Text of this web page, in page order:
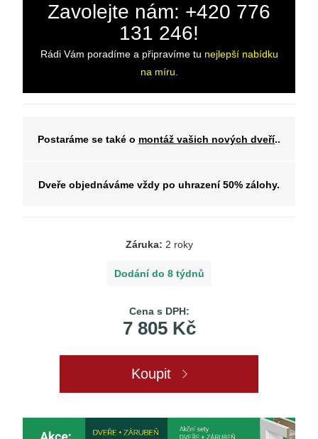
Zavolejte nám: +420 776
131 246!
Rádi Vám poradíme a připravíme tu nejlepší nabídku
na míru.
Postaráme se také o montáž vašich nových dveří..
Dveře objednáváme vždy po uhrazení 50% zálohy.
Záruka: 2 roky
Dodání do 8 týdnů
Cena s DPH:
7 805 Kč
Koupit